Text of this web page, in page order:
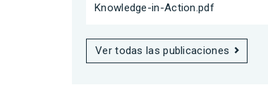
Knowledge-in-Action.pdf
Ver todas las publicaciones